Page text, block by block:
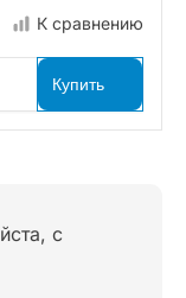
К сравнению
Купить
с